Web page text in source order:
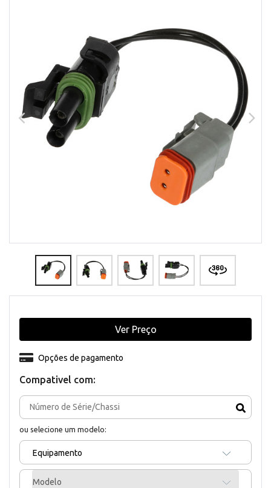
Compativel com:
ou selecione um modelo:
Equipamento
Modelo
Opções de pagamento
Ver Preço